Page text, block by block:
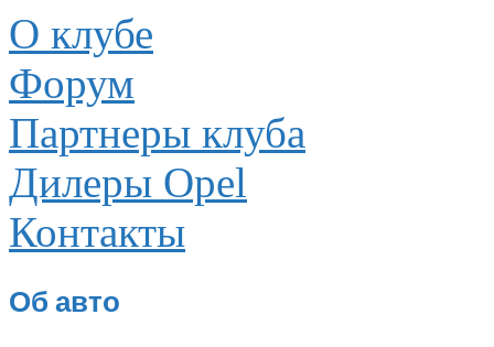
О клубе
Форум
Партнеры клуба
Дилеры Opel
Контакты
Об авто